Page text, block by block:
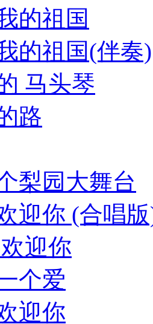
的祖国
的祖国(伴奏)
马头琴
路
梨园大舞台
迎你 (合唱
迎你
个爱
迎你